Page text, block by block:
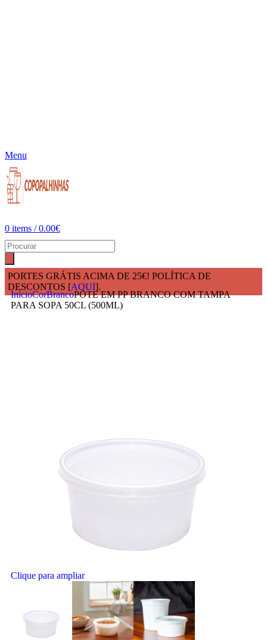
Menu
0 items / 0.00€
PORTES GRÁTIS ACIMA DE 25€! POLÍTICA DE
DESCONTOS [AQUI].
InícioCorBrancoPOTE EM PP BRANCO COM TAMPA
PARA SOPA 50CL (500ML)
Clique para ampliar